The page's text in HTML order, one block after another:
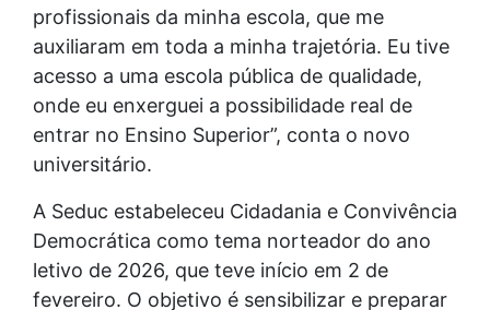
profissionais da minha escola, que me
auxiliaram em toda a minha trajetória. Eu tive
acesso a uma escola pública de qualidade,
onde eu enxerguei a possibilidade real de
entrar no Ensino Superior”, conta o novo
universitário.
A Seduc estabeleceu Cidadania e Convivência
Democrática como tema norteador do ano
letivo de 2026, que teve início em 2 de
fevereiro. O objetivo é sensibilizar e preparar